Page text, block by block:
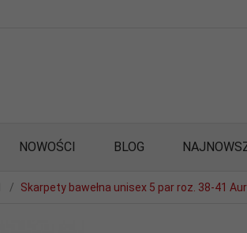
NOWOŚCI BLOG
Skarpety bawełna unisex 5 par roz. 38-41